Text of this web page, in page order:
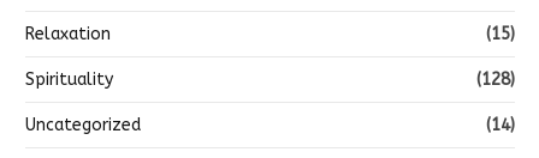
Relaxation (15)
Spirituality (128)
Uncategorized (14)